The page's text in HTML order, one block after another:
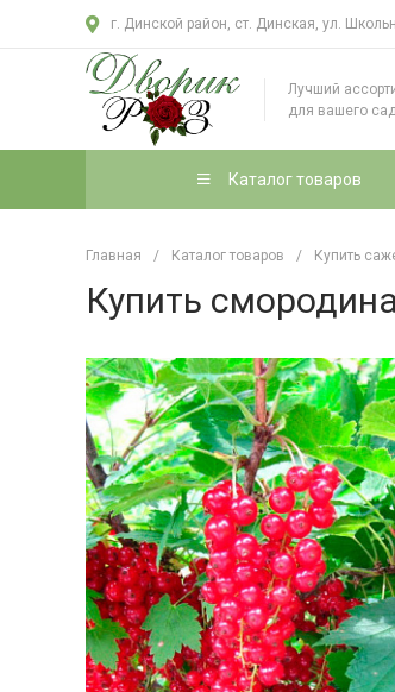
г. Динской район, ст. Динская, ул.
Лучший
для вашего
Каталог товаров
Главная / Каталог товаров / Купить
Купить